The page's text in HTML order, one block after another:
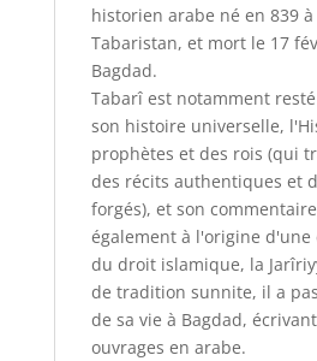
historien arabe né en 839
Tabaristan, et mort le 17
Bagdad.
Tabarî est notamment
son histoire universelle,
prophètes et des rois (qui
des récits authentiques et
forgés), et son
également à l'origine d'une
du droit islamique, la
de tradition sunnite, il a
de sa vie à Bagdad,
ouvrages en arabe.